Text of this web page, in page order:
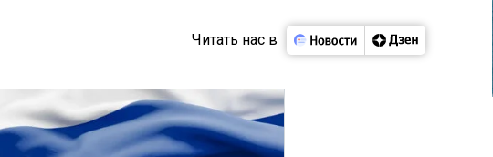
Читать нас в